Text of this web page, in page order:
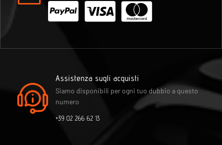
Assistenza sugli acquisti
Siamo disponibili per ogni tuo dubbio a questo
numero
+39 02 266 62 13